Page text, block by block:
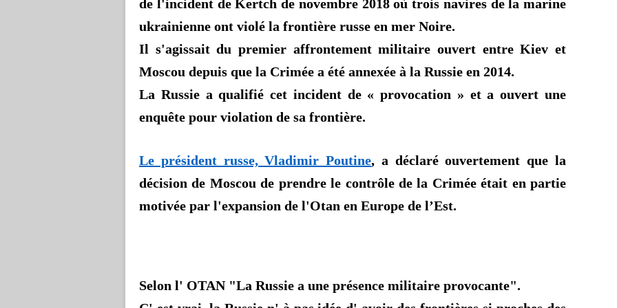
de l'incident de Kertch de novembre 2018 où trois navires de la marine
ukrainienne ont violé la frontière russe en mer Noire.
Il s'agissait du premier affrontement militaire ouvert entre Kiev et
Moscou depuis que la Crimée a été annexée à la Russie en 2014.
La Russie a qualifié cet incident de « provocation » et a ouvert une
enquête pour violation de sa frontière.
Le président russe, Vladimir Poutine, a déclaré ouvertement que la
décision de Moscou de prendre le contrôle de la Crimée était en partie
motivée par l'expansion de l'Otan en Europe de l’Est.
Selon l' OTAN"La Russie a une présence militaire provocante".